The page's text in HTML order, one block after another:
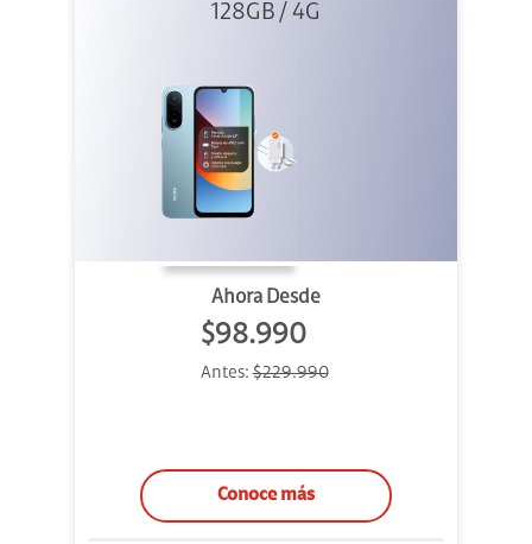
Azul + Cargador
128GB / 4G
Ahora Desde
$98.990
Antes:$229.990
Conoce más